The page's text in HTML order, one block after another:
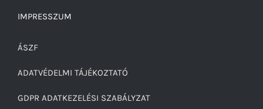
IMPRESSZUM
ÁSZF
ADATVÉDELMI TÁJÉKOZTATÓ
GDPR ADATKEZELÉSI SZABÁLYZAT